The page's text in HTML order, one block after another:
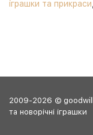
іграшки та прикраси
2009-2026 ©
та новорічні іграшки